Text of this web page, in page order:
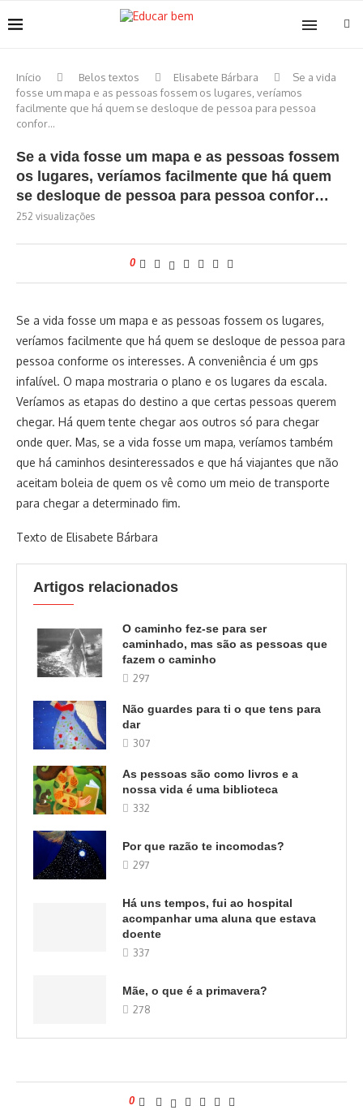
Início Belos textos Elisabete Bárbara
Se a vida
fosse um mapa e as pessoas fossem os lugares, veríamos
facilmente que há quem se desloque de pessoa para pessoa
confor…
Se a vida fosse um mapa e as pessoas fossem
os lugares, veríamos facilmente que há quem
se desloque de pessoa para pessoa confor…
252 visualizações
0
Se a vida fosse um mapa e as pessoas fossem os lugares,
veríamos facilmente que há quem se desloque de pessoa para
pessoa conforme os interesses. A conveniência é um gps
infalível. O mapa mostraria o plano e os lugares da escala.
Veríamos as etapas do destino a que certas pessoas querem
chegar. Há quem tente chegar aos outros só para chegar
onde quer. Mas, se a vida fosse um mapa, veríamos também
que há caminhos desinteressados e que há viajantes que não
aceitam boleia de quem os vê como um meio de transporte
para chegar a determinado fim.
Texto de Elisabete Bárbara
Artigos relacionados
O caminho fez-se para ser
caminhado, mas são as pessoas que
fazem o caminho
297
Não guardes para ti o que tens para
dar
307
As pessoas são como livros e a
nossa vida é uma biblioteca
332
Por que razão te incomodas?
297
Há uns tempos, fui ao hospital
acompanhar uma aluna que estava
doente
337
Mãe, o que é a primavera?
278
0